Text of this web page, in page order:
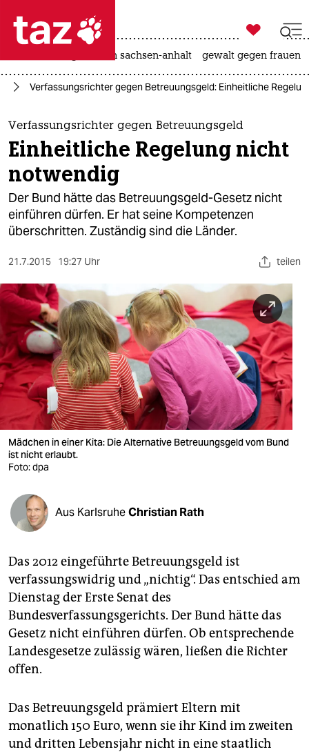
 taz zahl ich
taz zahl ich
themen
politik
öko
gesellschaft
sport
berlin
nord
wahrheit
verlag
verlag
veranstaltungen
fragen & hilfe
abo
genossenschaft
epaper login

taz zahl ich
landtagswahl in sachsen-anhalt gewalt gegen frauen
Verfassungsrichter gegen Betreuungsgeld: Einheitliche
Verfassungsrichter gegen Betreuungsgeld
Einheitliche Regelung nicht
notwendig
Der Bund hätte das Betreuungsgeld-Gesetz nicht
einführen dürfen. Er hat seine Kompetenzen
überschritten. Zuständig sind die Länder.
21.7.2015 19:27 Uhr teilen
Mädchen in einer Kita: Die Alternative Betreuungsgeld vom Bund
ist nicht erlaubt.
Foto: dpa
Aus KarlsruheChristian Rath
Das 2012 eingeführte Betreuungsgeld ist
verfassungswidrig und „nichtig“. Das entschied am
Dienstag der Erste Senat des
Bundesverfassungsgerichts. Der Bund hätte das
Gesetz nicht einführen dürfen. Ob entsprechende
Landesgesetze zulässig wären, ließen die Richter
offen.
Das Betreuungsgeld prämiert Eltern mit
monatlich 150 Euro, wenn sie ihr Kind im zweiten
und dritten Lebensjahr nicht in eine staatlich